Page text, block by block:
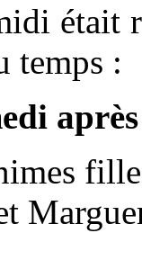
était
temps :